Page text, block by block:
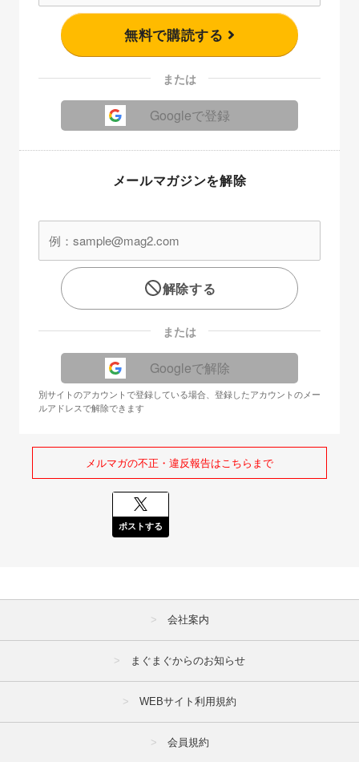
無料で購読する
または
Googleで登録
メールマガジンを解除
解除する
または
Googleで解除
別サイトのアカウントで登録している場合、登録したアカウントのメー
ルアドレスで解除できます
メルマガの不正・違反報告はこちらまで
ポストする
会社案内
まぐまぐからのお知らせ
WEBサイト利用規約
会員規約